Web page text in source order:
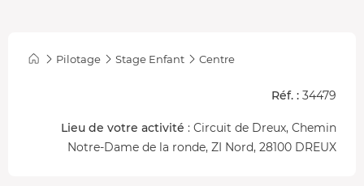
Formule 10 tours :gestion de l'accélérateur et du
Pilotage Stage Enfant Centre
Réf. : 34479
Lieu de votre activité : Circuit de Dreux, Chemin
Notre-Dame de la ronde, ZI Nord, 28100 DREUX